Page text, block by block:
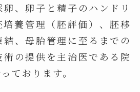
、卵子と精子のハンドリ
培養管理（胚評価）、胚移
、母胎管理に至るまでの
の提供を主治医である院
ております。